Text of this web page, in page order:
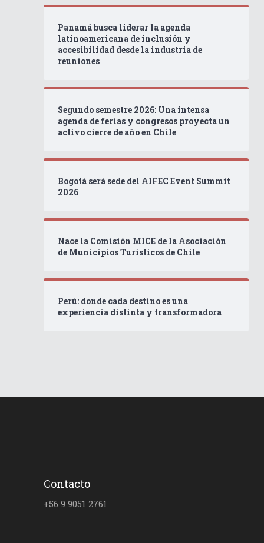
Panamá busca liderar la agenda
latinoamericana de inclusión y
accesibilidad desde la industria de
reuniones
Segundo semestre 2026: Una intensa
agenda de ferias y congresos proyecta un
activo cierre de año en Chile
Bogotá será sede del AIFEC Event Summit
2026
Nace la Comisión MICE de la Asociación
de Municipios Turísticos de Chile
Perú: donde cada destino es una
experiencia distinta y transformadora
Contacto
+56 9 9051 2761